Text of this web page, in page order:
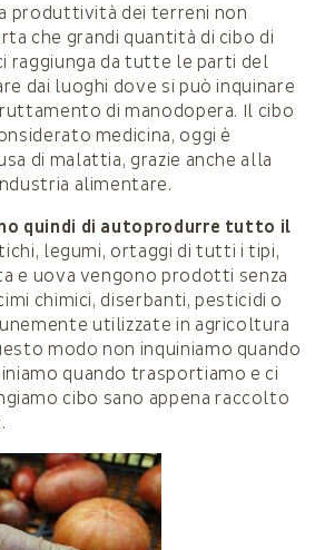
produttività dei terreni non
che grandi quantità di cibo di
raggiunga da tutte le parti del
dai luoghi dove si può inqui­nare
di manodopera. Il cibo
medicina, oggi è
di malattia, grazie anche alla
alimentare.
quindi di autoprodurre tutto il
legumi, ortaggi di tutti i tipi,
e uova vengono prodotti senza
chimici, diserbanti, pesticidi o
utilizzate in agricoltura
modo non inquiniamo quan­do
quando trasportiamo e ci
cibo sano appena rac­colto